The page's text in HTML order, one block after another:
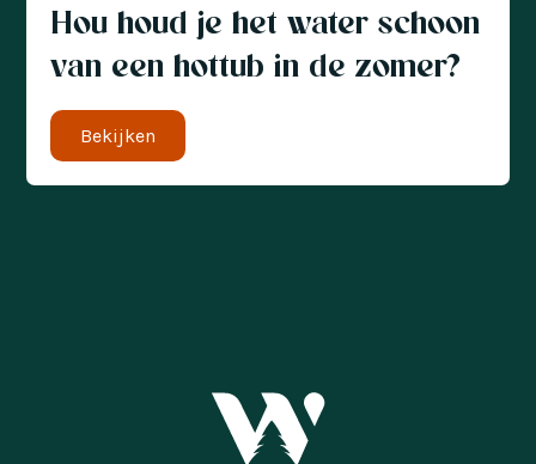
Hou houd je het water schoon
van een hottub in de zomer?
Bekijken